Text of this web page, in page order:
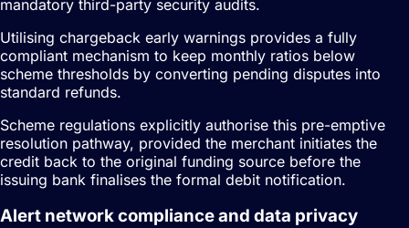
mandatory third-party security audits.
Utilising chargeback early warnings provides a fully
compliant mechanism to keep monthly ratios below
scheme thresholds by converting pending disputes into
standard refunds.
Scheme regulations explicitly authorise this pre-emptive
resolution pathway, provided the merchant initiates the
credit back to the original funding source before the
issuing bank finalises the formal debit notification.
Alert network compliance and data privacy